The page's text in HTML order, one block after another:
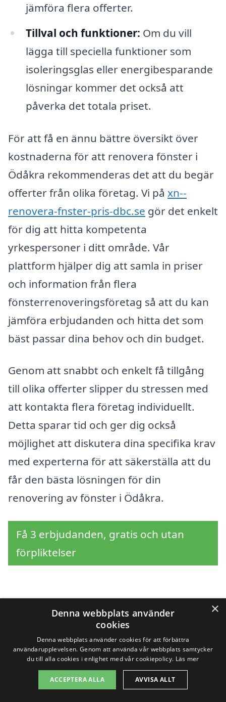
jämföra flera offerter.
Tillval och funktioner: Om du vill
lägga till speciella funktioner som
isoleringsglas eller energibesparande
lösningar kommer det också att
påverka det totala priset.
För att få en ännu bättre översikt över
kostnaderna för att renovera fönster i
Ödåkra rekommenderas det att du begär
offerter från olika företag. Vi på xn--
renovera-fnster-pris-dbc.se gör det enkelt
för dig att hitta kompetenta
yrkespersoner i ditt område. Vår
plattform hjälper dig att samla in priser
och information från flera
fönsterrenoveringsföretag så att du kan
jämföra erbjudanden och hitta det som
bäst passar dina behov och din budget.
Genom att snabbt och enkelt få tillgång
till olika offerter slipper du stressen med
att kontakta flera företag individuellt.
Detta sparar tid och ger dig också
möjlighet att diskutera dina specifika krav
med experterna för att säkerställa att du
får den bästa lösningen för din
renovering av fönster i Ödåkra.
Få 3 erbjudanden, gratis och utan
förpliktelser
Sök efter en
professionell för
renovera fönster i
andra städer nära
×
Denna webbplats använder
cookies
Denna webbplats använder cookies för att förbättra
användarupplevelsen. Genom att använda vår webbplats samtycker
du till alla cookies i enlighet med vår cookiepolicy. Läs mer
ACCEPTERA ALLA AVVISA ALLT